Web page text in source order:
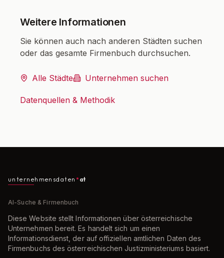
Weitere Informationen
Sie können auch nach anderen Städten suchen
oder das gesamte Firmenbuch durchsuchen.
Alle Städte Unternehmen suchen
Datenquellen & Methodik
unternehmensdaten at
AI-Suche & Firmenbuch
Diese Website stellt Informationen über österreichische
Unternehmen bereit. Es handelt sich um einen
Informationsdienst, der auf offiziellen amtlichen Daten des
Firmenbuchs des österreichischen Justizministeriums basiert.